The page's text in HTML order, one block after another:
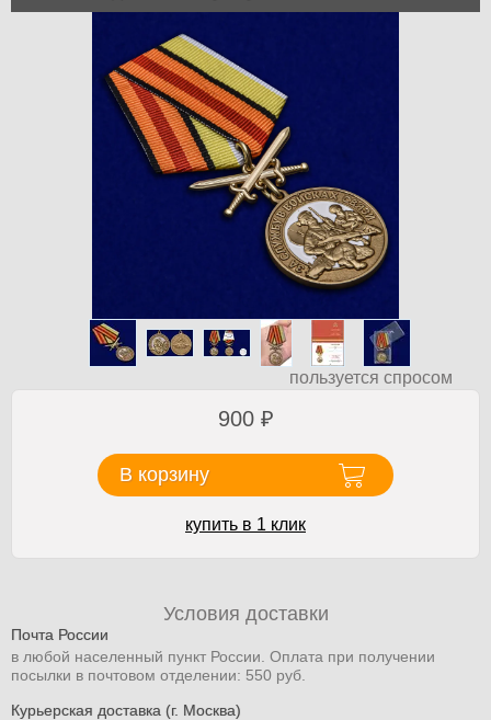
пользуется спросом
900 ₽
В корзину
купить в 1 клик
Условия доставки
Почта России
в любой населенный пункт России. Оплата при получении
посылки в почтовом отделении: 550 руб.
Курьерская доставка (г. Москва)